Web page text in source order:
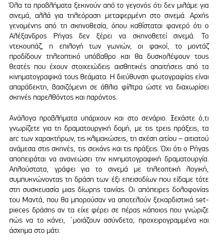
Όλα τα προβλήματα ξεκινούν από το γεγονός ότι δεν μιλάμε για
σινεμά, αλλά για τηλεόραση μεταφερμένη στο σινεμά. Αρχής
γενομένης από τη σκηνοθεσία, όπου καθίσταται φανερό ότι ο
Αλέξανδρος Ρήγας δεν ξέρει να σκηνοθετεί σινεμά. Το
ντεκουπάζ, η επιλογή των γωνιών, οι φακοί, το μοντάζ
προδίδουν τηλεοπτικό υπόβαθρο και θα δυσκολέψουν τους
θεατές που έχουν στοιχειώδεις αισθητικές απαιτήσεις από τα
κινηματογραφικά τους θεάματα. Η διεύθυνση φωτογραφίας είναι
απαράδεκτη, βασιζόμενη σε άθλια φίλτρα ώστε να διαχωρίσει
σκηνές παρελθόντος και παρόντος.
Ανάλογα προβλήματα υπάρχουν και στο σενάριο. Ξεχάστε ό,τι
γνωρίζετε για τη δραματουργική δομή, με τις τρεις πράξεις, τα
arc των χαρακτήρων, τις κλιμακώσεις, τη σχέση αιτίου – αιτιατού
ανάμεσα στις σκηνές, τις σεκάνς και τις πράξεις. Όχι ότι ο Ρήγας
αποπειράται να ανανεώσει την κινηματογραφική δραματουργία.
Απλούστατα, γράφει για το σινεμά με τηλεοπτική λογική,
συμπυκνώνοντας τη δράση των έξι επεισοδίων που είδαμε τότε
στη συσκευασία μιας δίωρης ταινίας. Οι απόπειρες δολοφονίας
του Μαντά, που θα μπορούσαν να αποτελούν ξεκαρδιστικά set-
pieces δράσης αν τα είχε φέρει σε πέρας κάποιος που γνώριζε
πώς να το κάνει, ΄μοιάζουν ασύνδετα, προχειρογραμμένα και
άσχημα στο μάτι.